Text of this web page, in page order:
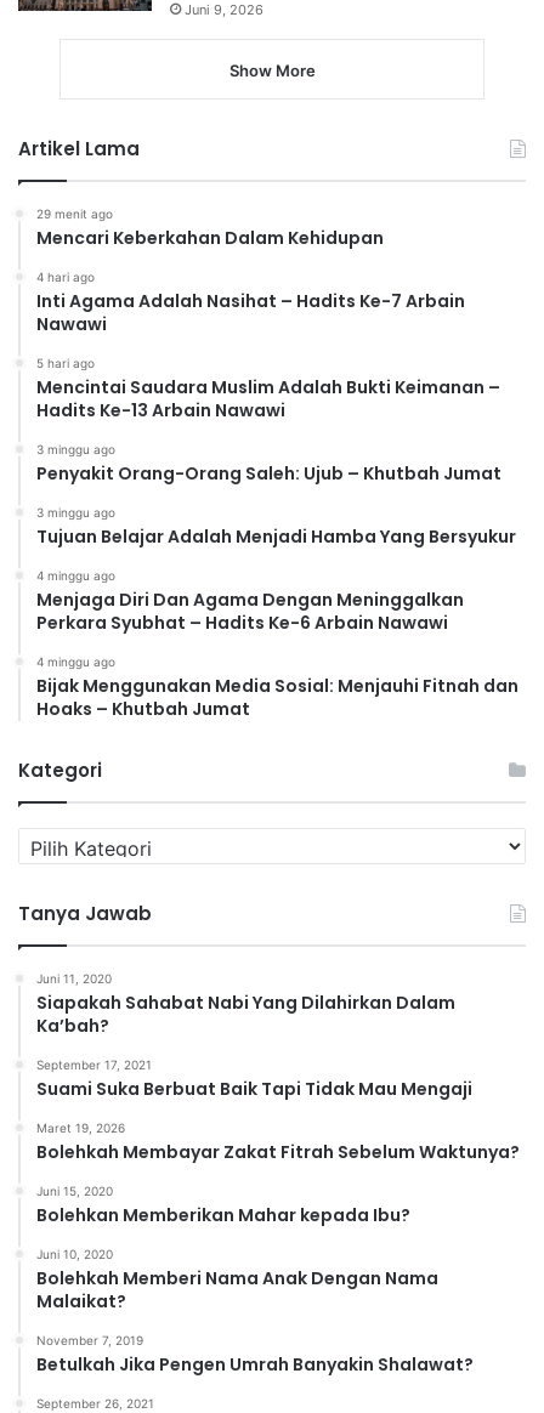
Juni 9, 2026
Show More
Artikel Lama
29 menit ago
Mencari Keberkahan Dalam Kehidupan
4 hari ago
Inti Agama Adalah Nasihat – Hadits Ke-7 Arbain
Nawawi
5 hari ago
Mencintai Saudara Muslim Adalah Bukti Keimanan –
Hadits Ke-13 Arbain Nawawi
3 minggu ago
Penyakit Orang-Orang Saleh: Ujub – Khutbah Jumat
3 minggu ago
Tujuan Belajar Adalah Menjadi Hamba Yang Bersyukur
4 minggu ago
Menjaga Diri Dan Agama Dengan Meninggalkan
Perkara Syubhat – Hadits Ke-6 Arbain Nawawi
4 minggu ago
Bijak Menggunakan Media Sosial: Menjauhi Fitnah dan
Hoaks – Khutbah Jumat
Kategori
a
e
g
Tanya Jawab
Juni 11, 2020
Siapakah Sahabat Nabi Yang Dilahirkan Dalam
Ka’bah?
September 17, 2021
Suami Suka Berbuat Baik Tapi Tidak Mau Mengaji
Maret 19, 2026
Bolehkah Membayar Zakat Fitrah Sebelum Waktunya?
Juni 15, 2020
Bolehkan Memberikan Mahar kepada Ibu?
Juni 10, 2020
Bolehkah Memberi Nama Anak Dengan Nama
Malaikat?
November 7, 2019
Betulkah Jika Pengen Umrah Banyakin Shalawat?
September 26, 2021